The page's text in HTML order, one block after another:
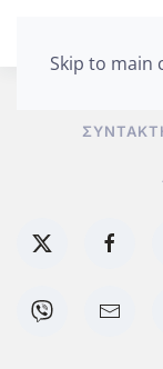
Skip to main